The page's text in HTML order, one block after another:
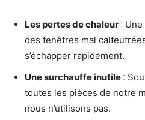
Les pertes de chaleur :
des fenêtres mal
s’échapper rapidement.
Une surchauffe inutile :
toutes les pièces de notre
nous n’utilisons pas.